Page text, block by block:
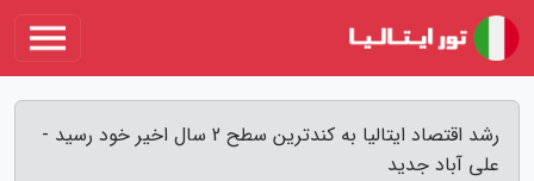
رشد اقتصاد ایتالیا به کندترین سطح 2 سال اخیر خود رسید -
علی آباد جدید